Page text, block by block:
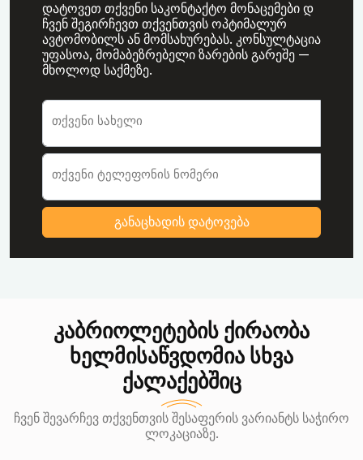
დატოვეთ თქვენი საკონტაქტო მონაცემები დ
ჩვენ შეგირჩევთ თქვენთვის ოპტიმალურ
ავტომობილს ან მომსახურებას. კონსულტაცია
უფასოა, მომაბეზრებელი ზარების გარეშე —
მხოლოდ საქმეზე.
ავტომობილის ქირაობის
თქვენი სახელი
თქვენი ტელეფონის ნომერი
განაცხადის დატოვება
კაბრიოლეტების ქირაობა
ხელმისაწვდომია სხვა
ქალაქებშიც
ჩვენ შევარჩევ თქვენთვის შესაფერის ვარიანტს საჭირო
ლოკაციაზე.